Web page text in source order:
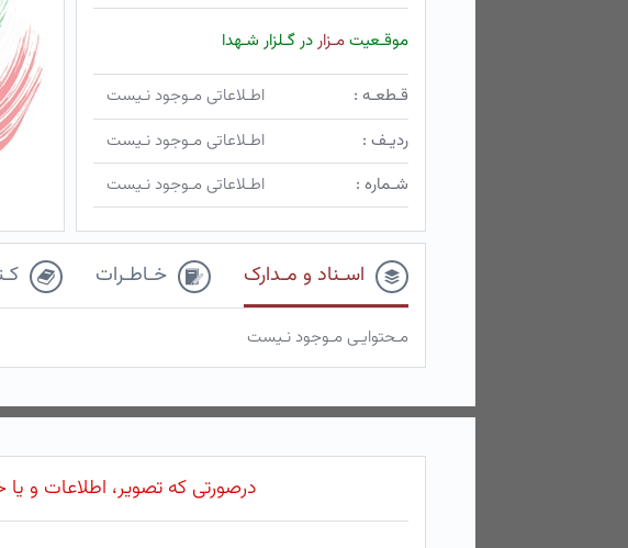
موقـعیتمـزاردر گـلزار شـهدا
قـطعـه :
اطـلاعاتی مـوجود نـیست
ردیـف :
اطـلاعاتی مـوجود نـیست
شـماره :
اطـلاعاتی مـوجود نـیست
اسـناد و مـدارک خـاطـرات
مـحتوایـی مـوجود نـیست
درصورتی که تصویر، اطلاعات و یا